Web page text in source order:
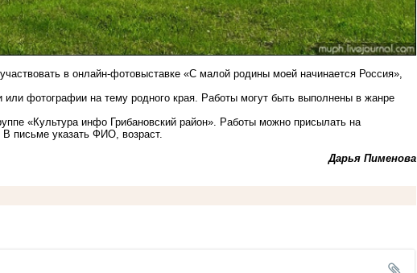
в онлайн-фотовыставке «С малой родины моей начинается Россия»,
или фотографии на тему родного края. Работы могут быть выполнены в жанре
«Культура инфо Грибановский район». Работы можно присылать на
. В письме указать ФИО, возраст.
Дарья Пименова